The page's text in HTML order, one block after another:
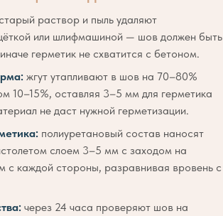
старый раствор и пыль удаляют
или шлифмашиной — шов должен быть
герметик не схватится с бетоном.
жгут утапливают в шов на 70–80%
10–15%, оставляя 3–5 мм для герметика
не даст нужной герметизации.
полиуретановый состав наносят
слоем 3–5 мм с заходом на
с каждой стороны, разравнивая вровень с
через 24 часа проверяют шов на